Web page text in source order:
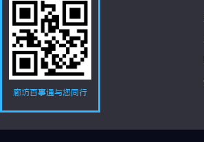
廊坊百事通与您同行